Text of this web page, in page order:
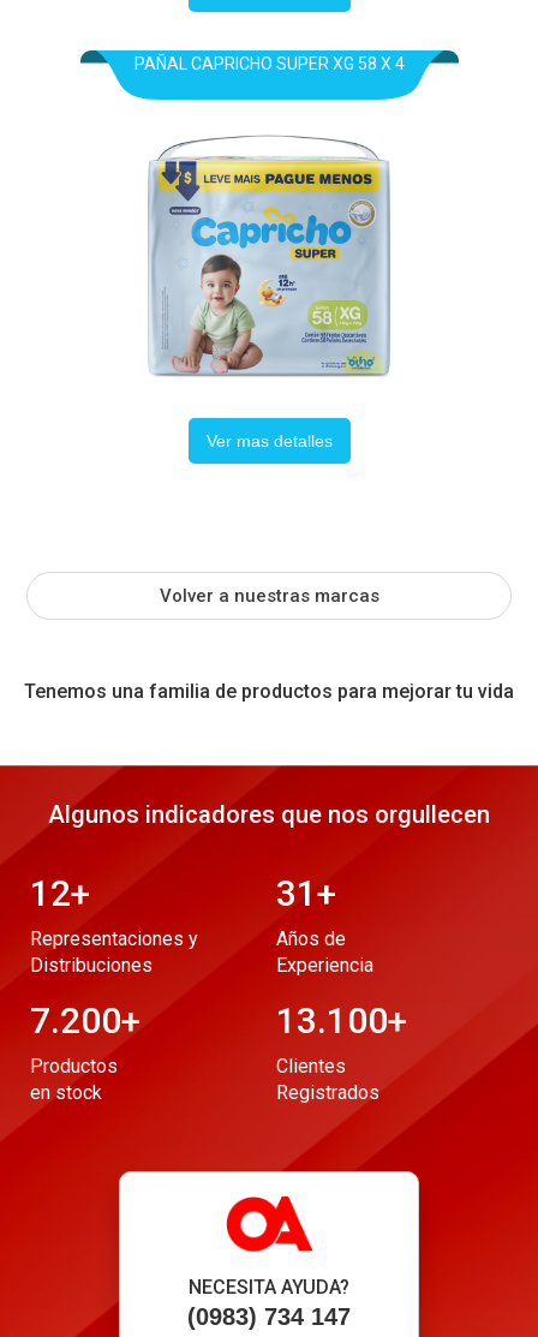
PAÑAL CAPRICHO SUPER XG 58 X 4
Ver mas detalles
Volver a nuestras marcas
Tenemos una familia de productos para mejorar tu vida
Algunos indicadores que nos orgullecen
12+
Representaciones y
Distribuciones
31+
Años de
Experiencia
7.200+
Productos
en stock
13.100+
Clientes
Registrados
NECESITA AYUDA?
(0983) 734 147